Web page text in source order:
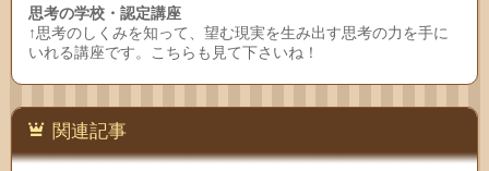
思考の学校・認定講座
↑思考のしくみを知って、望む現実を生み出す思考の力を手に
いれる講座です。こちらも見て下さいね！
関連記事